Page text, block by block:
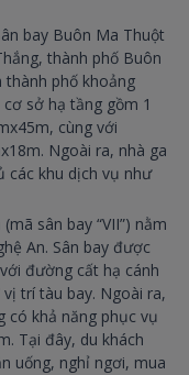
bay Buôn Ma Thuột
thành phố Buôn
phố khoảng
sở hạ tầng gồm 1
cùng với
Ngoài ra, nhà ga
các khu dịch vụ như
(mã sân bay “VII”) nằm
An. Sân bay được
đường cất hạ cánh
trí tàu bay. Ngoài ra,
có khả năng phục vụ
Tại đây, du khách
uống, nghỉ ngơi, mua